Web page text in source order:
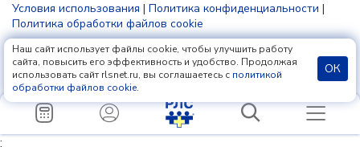
Условия использования | Политика конфиденциальности |
Политика обработки файлов cookie
18+
Наш сайт использует файлы cookie, чтобы улучшить работу
сайта, повысить его эффективность и удобство. Продолжая
использовать сайт rlsnet.ru, вы соглашаетесь с политикой
обработки файлов cookie.
ОК
;